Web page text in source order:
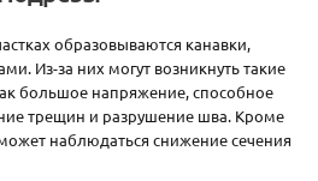
образовываются канавки,
Из-за них могут возникнуть такие
большое напряжение, способное
трещин и разрушение шва. Кроме
наблюдаться снижение сечения